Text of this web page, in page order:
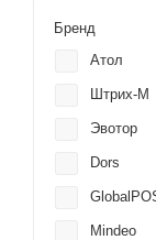
Бренд
Атол
Штрих-М
Эвотор
Dors
Mindeo